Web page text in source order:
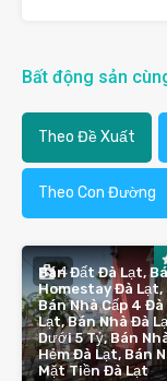
Bất động sản
Theo Đề Xuất
Theo Con Đường
4
Bán Đất Đà Lạt,
Homestay Đà Lạt,
Bán Nhà Cấp 4 Đà
Lạt, Bán Nhà Đà
Dưới 5 Tỷ, Bán
Hẻm Đà Lạt, Bán
Mặt Tiền Đà Lạt